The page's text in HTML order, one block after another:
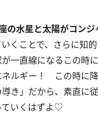
の水星と太陽がコンジ
くことで、さらに知
直線になるこの時
ルギー！ この時に
き」だから、素直に
ていくはずよ♡